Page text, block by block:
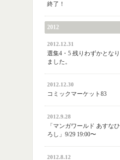
終了！
2012
2012.12.31
選集4・5 残りわずかとなり
ました。
2012.12.30
コミックマーケット83
2012.9.28
「マンガワールド あすなひ
ろし」9/29 19:00〜
2012.8.12